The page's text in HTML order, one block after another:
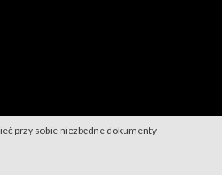
przy sobie niezbędne dokumenty